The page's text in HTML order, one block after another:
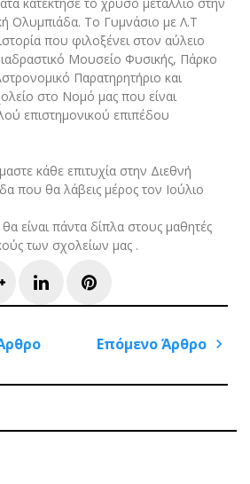
Ολυμπιάδα. Το Γυμνάσιο με Λ.Τ
που φιλοξένει στον αύλειο
Μουσείο Φυσικής, Πάρκο
Παρατηρητήριο και
στο Νομό μας που είναι
επιστημονικού επιπέδου
κάθε επιτυχία στην Διεθνή
που θα λάβεις μέρος τον Ιούλιο
είναι πάντα δίπλα στους μαθητές
των σχολείων μας .
Google+LinkedInPinterest
Επόμενο Άρθρο